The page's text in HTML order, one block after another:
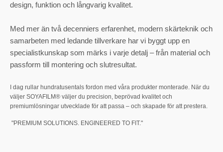
design, funktion och långvarig kvalitet.
Med mer än två decenniers erfarenhet, modern skärteknik och
samarbeten med ledande tillverkare har vi byggt upp en
specialistkunskap som märks i varje detalj – från material och
passform till montering och slutresultat.
I dag rullar hundratusentals fordon med våra produkter monterade. När du
väljer SOYAFILM® väljer du precision, beprövad kvalitet och
premiumlösningar utvecklade för att passa – och skapade för att prestera.
"PREMIUM SOLUTIONS. ENGINEERED TO FIT."